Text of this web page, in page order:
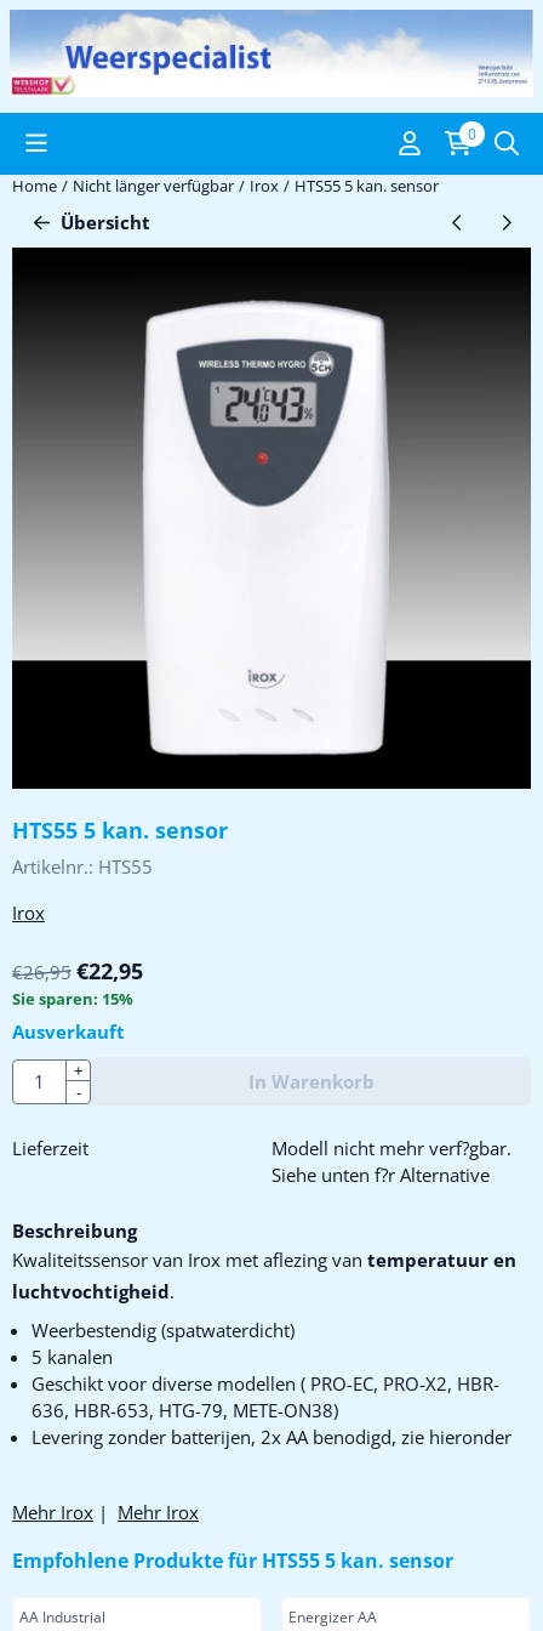
Cookie-Einstellungen verfügbar. Einstellungen wählen oder alle
0
Home / Nicht länger verfügbar / Irox / HTS55 5 kan. sensor
Übersicht
HTS55 5 kan. sensor
Artikelnr.: HTS55
Irox
€26,95 €22,95
Sie sparen: 15%
Ausverkauft
Anzahl
+
-
In Warenkorb
Lieferzeit
Modell nicht mehr verf?gbar.
Siehe unten f?r Alternative
Beschreibung
Kwaliteitssensor van Irox met aflezing van temperatuur en
luchtvochtigheid.
Weerbestendig (spatwaterdicht)
5 kanalen
Geschikt voor diverse modellen ( PRO-EC, PRO-X2, HBR-
636, HBR-653, HTG-79, METE-ON38)
Levering zonder batterijen, 2x AA benodigd, zie hieronder
Mehr Irox | Mehr Irox
Empfohlene Produkte für HTS55 5 kan. sensor
Artikelnummer
AA Industrial Artikelnummer
Energizer AA